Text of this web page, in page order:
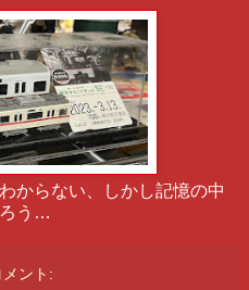
からない、しかし記憶の中
う…
ント: